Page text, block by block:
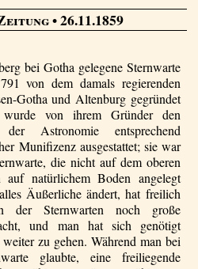
• 26.11.1859
bei Gotha gelegene Sternwarte
von dem damals regierenden
Gotha und Altenburg gegründet
von ihrem Gründer den
Astronomie entsprechend
Munifi­zenz ausgestattet; sie war
die nicht auf dem oberen
natürlichem Boden angelegt
Äußerliche ändert, hat freilich
der Sternwarten noch große
und man hat sich genötigt
zu gehen. Während man bei
glaubte, eine freiliegende